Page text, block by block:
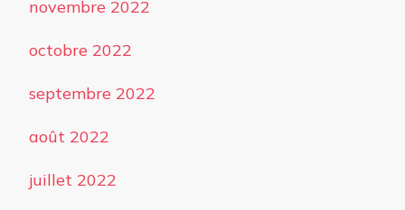
novembre 2022
octobre 2022
septembre 2022
août 2022
juillet 2022